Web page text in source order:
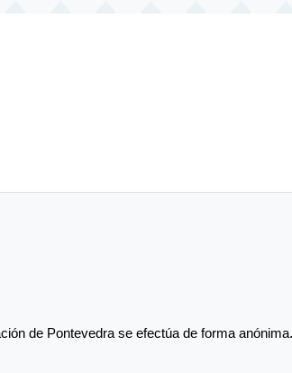
de Pontevedra se efectúa de forma anónima.